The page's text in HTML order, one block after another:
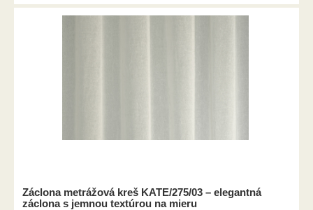
Záclona metrážová kreš KATE/275/03 – elegantná
záclona s jemnou textúrou na mieru